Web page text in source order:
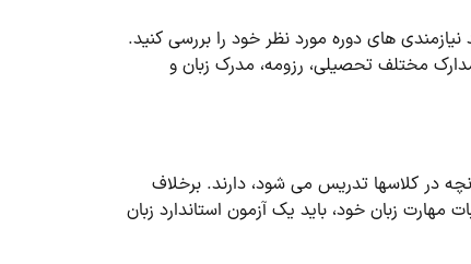
­های دوره مورد نظر خود را بررسی کنید.
مختلف تحصیلی، رزومه، مدرک زبان و
در کلاس­ها تدریس می شود، دارند. برخلاف
زبان خود، باید یک آزمون استاندارد زبان